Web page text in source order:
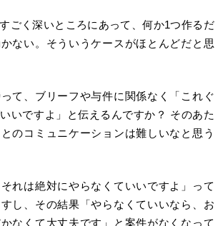
ごく深いところにあって、何か1つ作るだ
ない。そういうケースがほとんどだと思
て、ブリーフや与件に関係なく「これぐ
いですよ」と伝えるんですか？ そのあた
のコミュニケーションは難しいなと思う
れは絶対にやらなくていいですよ」って
し、その結果「やらなくていいなら、お
なくて大丈夫です」と案件がなくなって